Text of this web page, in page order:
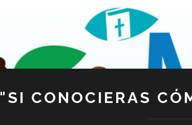
"SI CONOCIERAS